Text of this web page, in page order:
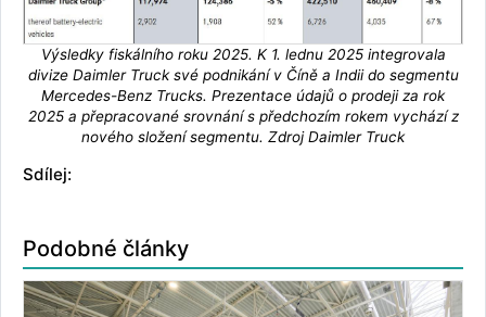
Výsledky fiskálního roku 2025. K 1. lednu 2025 integrovala
divize Daimler Truck své podnikání v Číně a Indii do segmentu
Mercedes-Benz Trucks. Prezentace údajů o prodeji za rok
2025 a přepracované srovnání s předchozím rokem vychází z
nového složení segmentu. Zdroj Daimler Truck
Sdílej:
Podobné články